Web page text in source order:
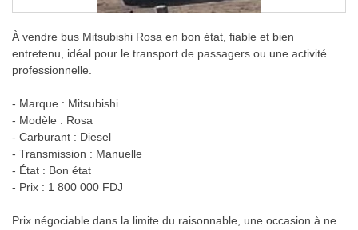
À vendre bus Mitsubishi Rosa en bon état, fiable et bien
entretenu, idéal pour le transport de passagers ou une activité
professionnelle.
- Marque : Mitsubishi
- Modèle : Rosa
- Carburant : Diesel
- Transmission : Manuelle
- État : Bon état
- Prix : 1 800 000 FDJ
Prix négociable dans la limite du raisonnable, une occasion à ne